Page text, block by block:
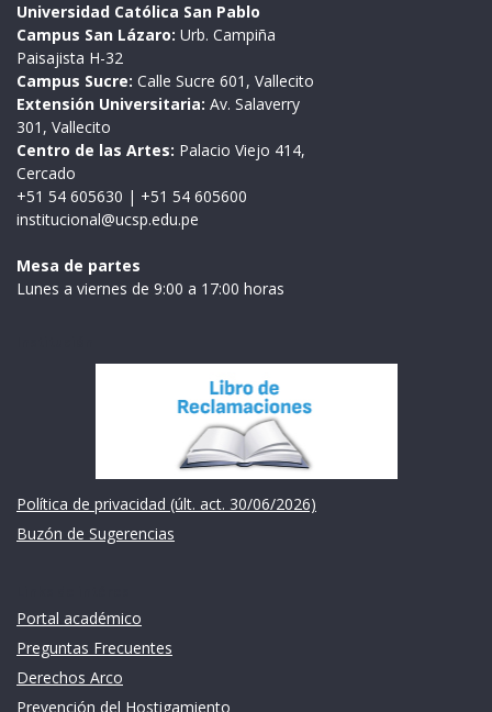
Universidad Católica San Pablo
Campus San Lázaro: Urb. Campiña
Paisajista H-32
Campus Sucre: Calle Sucre 601, Vallecito
Extensión Universitaria: Av. Salaverry
301, Vallecito
Centro de las Artes: Palacio Viejo 414,
Cercado
+51 54 605630 | +51 54 605600
institucional@ucsp.edu.pe
Mesa de partes
Lunes a viernes de 9:00 a 17:00 horas
Política de privacidad (últ. act. 30/06/2026)
Buzón de Sugerencias
Portal académico
Preguntas Frecuentes
Derechos Arco
Prevención del Hostigamiento